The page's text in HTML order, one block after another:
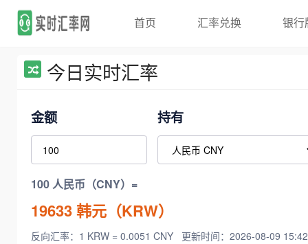
首页 汇率兑换 银行
今日实时汇率
金额 持有
100 人民币（CNY）=
19633韩元（KRW）
反向汇率：1 KRW = 0.0051 CNY 更新时间：2026-08-09